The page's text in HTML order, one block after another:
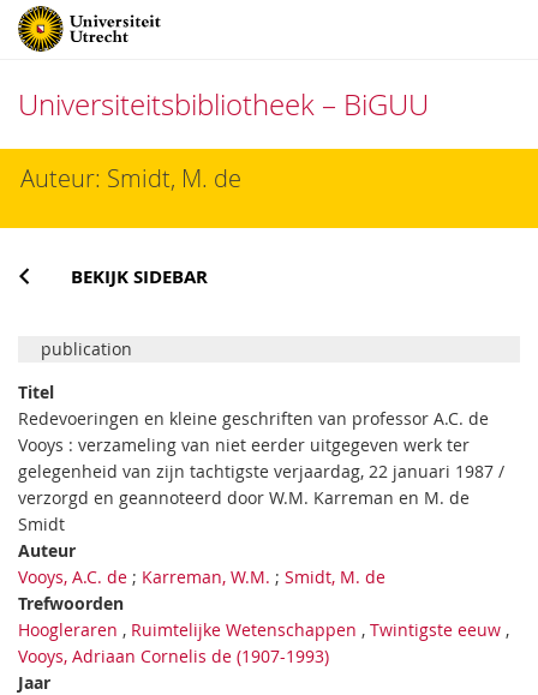
Universiteitsbibliotheek – BiGUU
naarAuteur: Smidt, M. de
BEKIJK SIDEBAR
publication
Titel
Redevoeringen en kleine geschriften van professor A.C. de
Vooys : verzameling van niet eerder uitgegeven werk ter
gelegenheid van zijn tachtigste verjaardag, 22 januari 1987 /
verzorgd en geannoteerd door W.M. Karreman en M. de
Smidt
Auteur
Vooys, A.C. de ; Karreman, W.M. ; Smidt, M. de
Trefwoorden
Hoogleraren , Ruimtelijke Wetenschappen , Twintigste eeuw ,
Vooys, Adriaan Cornelis de (1907-1993)
Jaar